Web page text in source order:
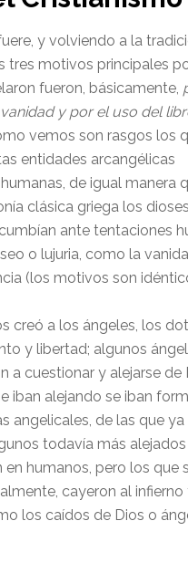
y volviendo a la
tres motivos principales
fueron, básicamente,
y por el uso del
vemos son rasgos los
entidades arcangélicas
de igual manera
clásica griega los dioses
ante tentaciones
o lujuria, como la
(los motivos son
creó a los ángeles, los
y libertad; algunos
a cuestionar y alejarse de
iban alejando se iban
angelicales, de las que
todavía más
en humanos, pero los que
cayeron al infierno
los caídos de Dios o